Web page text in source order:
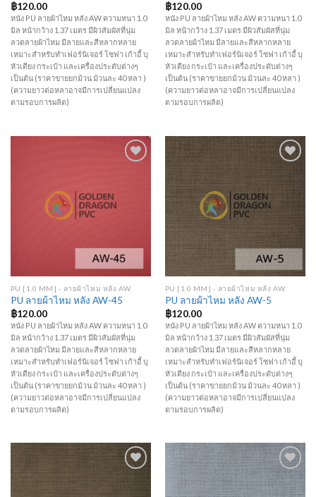
฿120.00
หนัง PU ลายผ้าไหม หลัง AW ความหนา 1.0
มิล หน้ากว้าง 1.37 เมตร มีผิวสัมผัสที่นุ่ม
ลวดลายผ้าไหม มีลายและสีหลากหลาย
เหมาะสำหรับทำเฟอร์นิเจอร์ โซฟา เก้าอี้ บุ
หัวเตียง กระเป๋า และเครื่องประดับต่างๆ
เป็นต้น (ราคาขายยกม้วน ม้วนละ 40 หลา )
(ความยาวต่อหลาอาจมีการเปลี่ยนแปลง
ตามรอบการผลิต)
฿120.00
หนัง PU ลายผ้าไหม หลัง AW ความหนา 1.0
มิล หน้ากว้าง 1.37 เมตร มีผิวสัมผัสที่นุ่ม
ลวดลายผ้าไหม มีลายและสีหลากหลาย
เหมาะสำหรับทำเฟอร์นิเจอร์ โซฟา เก้าอี้ บุ
หัวเตียง กระเป๋า และเครื่องประดับต่างๆ
เป็นต้น (ราคาขายยกม้วน ม้วนละ 40 หลา )
(ความยาวต่อหลาอาจมีการเปลี่ยนแปลง
ตามรอบการผลิต)
Wishlist
PU [1.0 MM] - ลายผ้าไหม หลัง AW
PU ลายผ้าไหม หลัง AW-45
฿120.00
หนัง PU ลายผ้าไหม หลัง AW ความหนา 1.0
มิล หน้ากว้าง 1.37 เมตร มีผิวสัมผัสที่นุ่ม
ลวดลายผ้าไหม มีลายและสีหลากหลาย
เหมาะสำหรับทำเฟอร์นิเจอร์ โซฟา เก้าอี้ บุ
หัวเตียง กระเป๋า และเครื่องประดับต่างๆ
เป็นต้น (ราคาขายยกม้วน ม้วนละ 40 หลา )
(ความยาวต่อหลาอาจมีการเปลี่ยนแปลง
ตามรอบการผลิต)
Add to
Wishlist
PU [1.0 MM] - ลายผ้าไหม หลัง AW
PU ลายผ้าไหม หลัง AW-5
฿120.00
หนัง PU ลายผ้าไหม หลัง AW ความหนา 1.0
มิล หน้ากว้าง 1.37 เมตร มีผิวสัมผัสที่นุ่ม
ลวดลายผ้าไหม มีลายและสีหลากหลาย
เหมาะสำหรับทำเฟอร์นิเจอร์ โซฟา เก้าอี้ บุ
หัวเตียง กระเป๋า และเครื่องประดับต่างๆ
เป็นต้น (ราคาขายยกม้วน ม้วนละ 40 หลา )
(ความยาวต่อหลาอาจมีการเปลี่ยนแปลง
ตามรอบการผลิต)